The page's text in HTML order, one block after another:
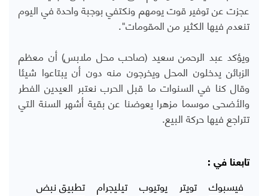
عجزت عن توفير قوت يومهم ونكتفي بوجبة واحدة في اليوم
تنعدم فيها الكثير من المقومات".
ويؤكد عبد الرحمن سعيد (صاحب محل ملابس) أن معظم
الزبائن يدخلون المحل ويخرجون منه دون أن يبتاعوا شيئا
وقال كنا في السنوات ما قبل الحرب نعتبر العيدين الفطر
والأضحى موسما مزهرا يعوضنا عن بقية أشهر السنة التي
تتراجع فيها حركة البيع.
تابعنا في :
فيسبوك تويتر يوتيوب تيليجرام تطبيق نبض